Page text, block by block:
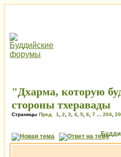
"Дхарма, которую
стороны тхеравады
Страницы Пред. 1 2 3 4 5 6 7 204